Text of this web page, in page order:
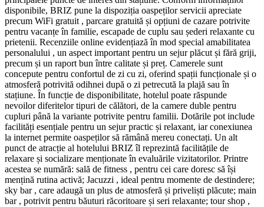
disponibile, BRIZ pune la dispoziția oaspeților servicii apreciate
precum WiFi gratuit , parcare gratuită și opțiuni de cazare potrivite
pentru vacanțe în familie, escapade de cuplu sau șederi relaxante cu
prietenii. Recenziile online evidențiază în mod special amabilitatea
personalului , un aspect important pentru un sejur plăcut și fără griji,
precum și un raport bun între calitate și preț. Camerele sunt
concepute pentru confortul de zi cu zi, oferind spații funcționale și o
atmosferă potrivită odihnei după o zi petrecută la plajă sau în
stațiune. În funcție de disponibilitate, hotelul poate răspunde
nevoilor diferitelor tipuri de călători, de la camere duble pentru
cupluri până la variante potrivite pentru familii. Dotările pot include
facilități esențiale pentru un sejur practic și relaxant, iar conexiunea
la internet permite oaspeților să rămână mereu conectați. Un alt
punct de atracție al hotelului BRIZ îl reprezintă facilitățile de
relaxare și socializare menționate în evaluările vizitatorilor. Printre
acestea se numără: sală de fitness , pentru cei care doresc să își
mențină rutina activă; Jacuzzi , ideal pentru momente de destindere;
sky bar , care adaugă un plus de atmosferă și priveliști plăcute; main
bar , potrivit pentru băuturi răcoritoare și seri relaxante; tour shop ,